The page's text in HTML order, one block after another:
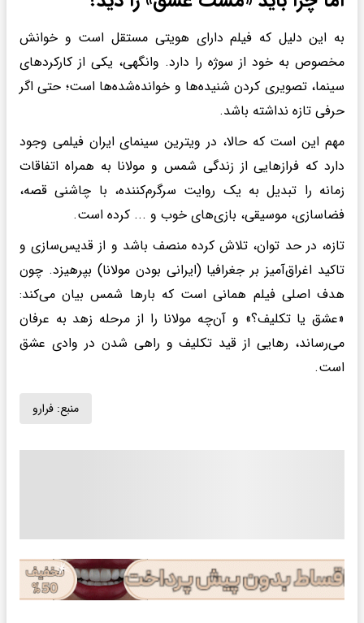
به این دلیل که فیلم دارای هویتی مستقل است و خوانش
مخصوص به خود از سوژه را دارد. وانگهی، یکی از کارکرد‌های
سینما، تصویری کردن شنیده‌ها و خوانده‌شده‌ها است؛ حتی اگر
حرفی تازه نداشته باشد.
مهم این است که حالا، در ویترین سینمای ایران فیلمی وجود
دارد که فراز‌هایی از زندگی شمس و مولانا به همراه اتفاقات
زمانه را تبدیل به یک روایت سرگرم‌کننده، با چاشنی قصه،
فضاسازی، موسیقی، بازی‌های خوب و ... کرده است.
تازه، در حد توان، تلاش کرده منصف باشد و از قدیس‌سازی و
تاکید اغراق‌آمیز بر جغرافیا (ایرانی بودن مولانا) بپرهیزد. چون
هدف اصلی فیلم همانی است که بار‌ها شمس بیان می‌کند:
«عشق یا تکلیف؟» و آن‌چه مولانا را از مرحله زهد به عرفان
می‌رساند، رهایی از قید تکلیف و راهی شدن در وادی عشق
است.
منبع: فرارو